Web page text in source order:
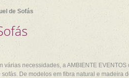
de Sofás
várias necessidades, a AMBIENTE
De modelos em fibra natural e madeira